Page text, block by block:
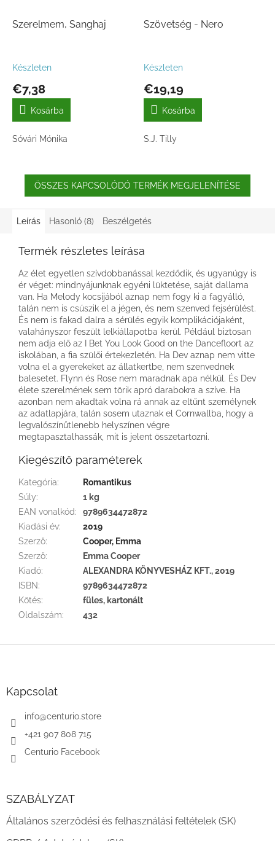
Szerelmem, Sanghaj
Készleten
€7,38
Kosárba
Sóvári Mónika
Szövetség - Nero
Készleten
€19,19
Kosárba
S.J. Tilly
ÖSSZES KAPCSOLÓDÓ TERMÉK MEGJELENÍTÉSE
Leírás Hasonló (8) Beszélgetés
Termék részletes leírása
Az élet egyetlen szívdobbanással kezdődik, és ugyanúgy is
ér véget: mindnyájunknak egyéni lüktetése, saját dallama
van. Ha Melody kocsijából aznap nem fogy ki a fagyálló,
talán nem is csúszik el a jégen, és nem szenved fejsérülést.
És nem is fakad dalra a sérülés egyik komplikációjaként,
valahányszor feszült lelkiállapotba kerül. Például biztosan
nem adja elő az I Bet You Look Good on the Dancefloort az
iskolában, a fia szülői értekezletén. Ha Dev aznap nem vitte
volna el a gyerekeket az állatkertbe, nem szenvednek
balesetet. Flynn és Rose nem maradnak apa nélkül. És Dev
élete szerelmének sem törik apró darabokra a szíve. Ha
azonban nem akadtak volna rá annak az eltűnt személynek
az adatlapjára, talán sosem utaznak el Cornwallba, hogy a
legvalószínűtlenebb helyszínen végre
megtapasztalhassák, mit is jelent összetartozni.
Kiegészítő paraméterek
Kategória:
Romantikus
Súly:
1 kg
EAN vonalkód:
9789634472872
Kiadási év:
2019
Szerző:
Cooper, Emma
Szerző:
Emma Cooper
Kiadó:
ALEXANDRA KÖNYVESHÁZ KFT., 2019
ISBN:
9789634472872
Kötés:
füles, kartonált
Oldalszám: 432
Kapcsolat
info@centurio.store
+421 907 808 715
Centurio Facebook
SZABÁLYZAT
Általános szerződési és felhasználási feltételek (SK)